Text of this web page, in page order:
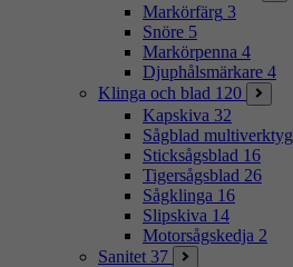
Markörfärg 3
Snöre 5
Markörpenna 4
Djuphålsmärkare 4
Klinga och blad 120
Kapskiva 32
Sågblad multiverktyg
Sticksågsblad 16
Tigersågsblad 26
Sågklinga 16
Slipskiva 14
Motorsågskedja 2
Sanitet 37